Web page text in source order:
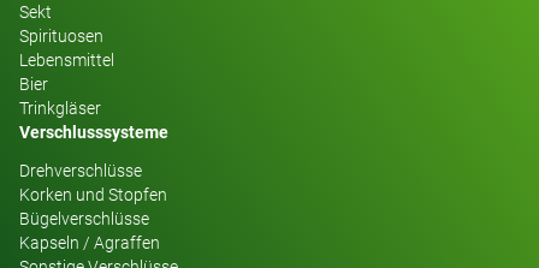
Sekt
Spirituosen
Lebensmittel
Bier
Trinkgläser
Verschlusssysteme
Drehverschlüsse
Korken und Stopfen
Bügelverschlüsse
Kapseln / Agraffen